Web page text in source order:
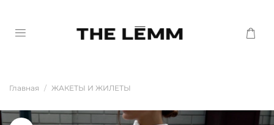
Главная ЖАКЕТЫ И ЖИЛЕТЫ